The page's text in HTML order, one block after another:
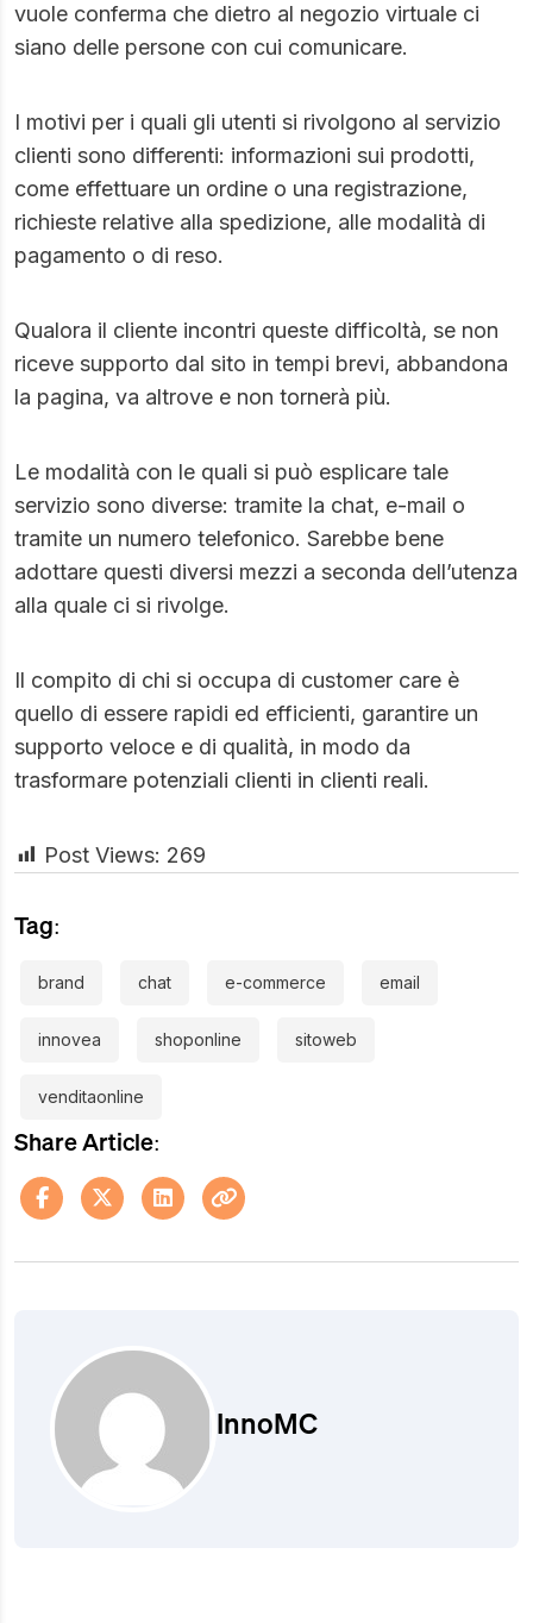
vuole conferma che dietro al negozio virtuale ci
siano delle persone con cui comunicare.
I motivi per i quali gli utenti si rivolgono al servizio
clienti sono differenti: informazioni sui prodotti,
come effettuare un ordine o una registrazione,
richieste relative alla spedizione, alle modalità di
pagamento o di reso.
Qualora il cliente incontri queste difficoltà, se non
riceve supporto dal sito in tempi brevi, abbandona
la pagina, va altrove e non tornerà più.
Le modalità con le quali si può esplicare tale
servizio sono diverse: tramite la chat, e-mail o
tramite un numero telefonico. Sarebbe bene
adottare questi diversi mezzi a seconda dell’utenza
alla quale ci si rivolge.
Il compito di chi si occupa di customer care è
quello di essere rapidi ed efficienti, garantire un
supporto veloce e di qualità, in modo da
trasformare potenziali clienti in clienti reali.
Post Views: 269
Tag:
brand chat e-commerce email
innovea shoponline sitoweb
venditaonline
Share Article:
InnoMC